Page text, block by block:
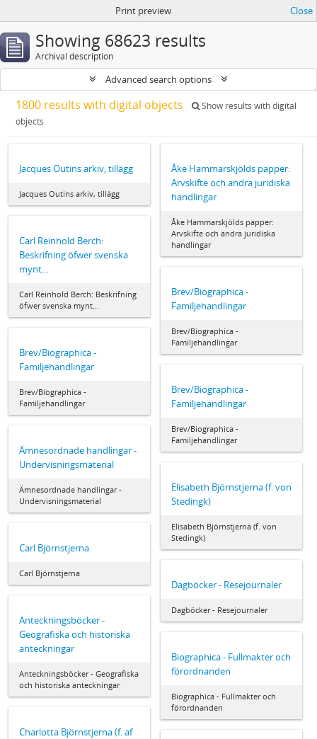
Print preview Close
Showing 68623 results
Archival description
Advanced search options
1800 results with digital objects
Show results with digital
objects
Jacques Outins arkiv, tillägg
Jacques Outins arkiv, tillägg
Åke Hammarskjölds papper:
Arvskifte och andra juridiska
handlingar
Åke Hammarskjölds papper:
Arvskifte och andra juridiska
handlingar
Carl Reinhold Berch:
Beskrifning öfwer svenska
mynt...
Carl Reinhold Berch: Beskrifning
öfwer svenska mynt...
Brev/Biographica -
Familjehandlingar
Brev/Biographica -
Familjehandlingar
Brev/Biographica -
Familjehandlingar
Brev/Biographica -
Familjehandlingar
Brev/Biographica -
Familjehandlingar
Brev/Biographica -
Familjehandlingar
Ämnesordnade handlingar -
Undervisningsmaterial
Ämnesordnade handlingar -
Undervisningsmaterial
Elisabeth Björnstjerna (f. von
Stedingk)
Elisabeth Björnstjerna (f. von
Stedingk)
Carl Björnstjerna
Carl Björnstjerna
Dagböcker - Resejournaler
Dagböcker - Resejournaler
Anteckningsböcker -
Geografiska och historiska
anteckningar
Anteckningsböcker - Geografiska
och historiska anteckningar
Biographica - Fullmakter och
förordnanden
Biographica - Fullmakter och
förordnanden
Charlotta Björnstjerna (f. af